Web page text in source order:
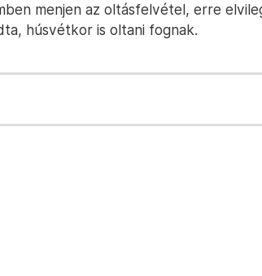
menjen az oltásfelvétel, erre
húsvétkor is oltani fognak.